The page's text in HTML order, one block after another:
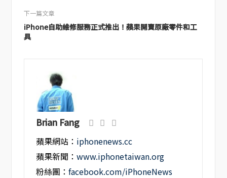
下一篇文章
iPhone自助維修服務正式推出！蘋果開賣原廠零件和工
具
Brian Fang
蘋果網站： iphonenews.cc
蘋果新聞：www.iphonetaiwan.org
粉絲團：facebook.com/iPhoneNews